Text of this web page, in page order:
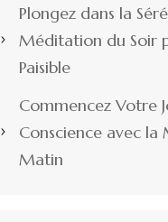
Plongez dans la
Méditation du Soir
Paisible
Commencez Votre
Conscience avec
Matin